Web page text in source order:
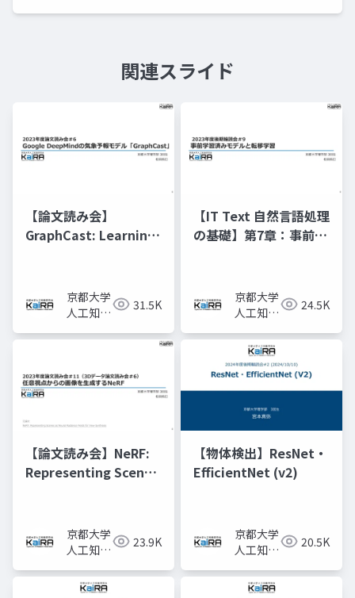
関連スライド
【論文読み会】
GraphCast: Learning
weather forecasting
京都大学
人工知能
KaiRA
31.5K
【IT Text 自然言語処理
の基礎】第7章：事前学
京都大学
人工知能
KaiRA
24.5K
【論文読み会】NeRF:
Representing Scenes
Synthesis京都大学
人工知能
KaiRA
23.9K
【物体検出】ResNet・
EfficientNet (v2)
京都大学
人工知能
KaiRA
20.5K